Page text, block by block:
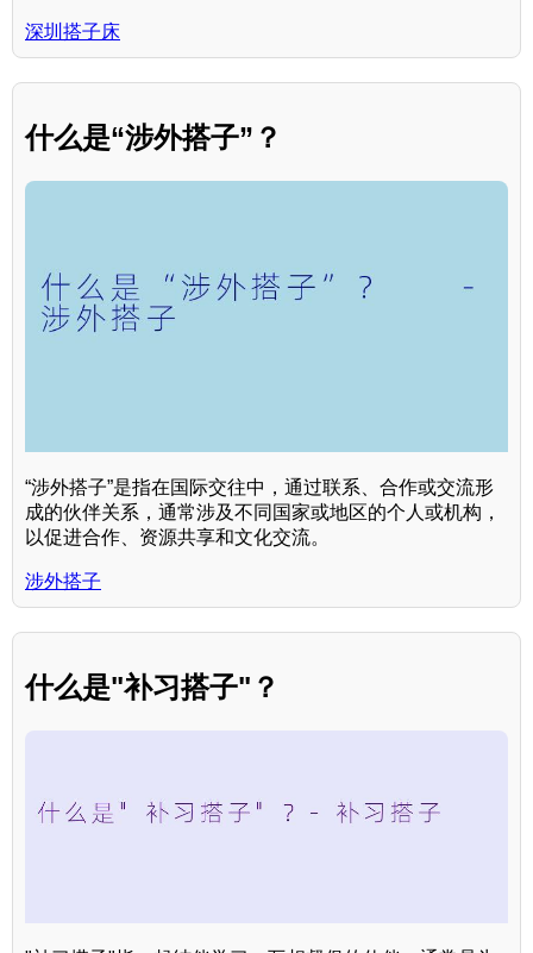
深圳搭子床
什么是“涉外搭子”？
“涉外搭子”是指在国际交往中，通过联系、合作或交流形
成的伙伴关系，通常涉及不同国家或地区的个人或机构，
以促进合作、资源共享和文化交流。
涉外搭子
什么是"补习搭子"？